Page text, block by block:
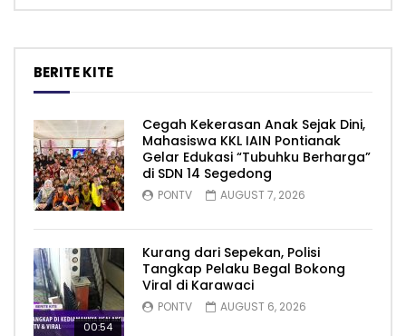
BERITE KITE
Cegah Kekerasan Anak Sejak Dini,
Mahasiswa KKL IAIN Pontianak
Gelar Edukasi “Tubuhku Berharga”
di SDN 14 Segedong
PONTV AUGUST 7, 2026
00:54
Kurang dari Sepekan, Polisi
Tangkap Pelaku Begal Bokong
Viral di Karawaci
PONTV AUGUST 6, 2026